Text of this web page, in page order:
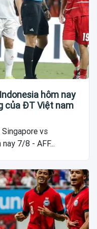
hôm nay
của ĐT Việt nam
vs
7/8 - AFF...